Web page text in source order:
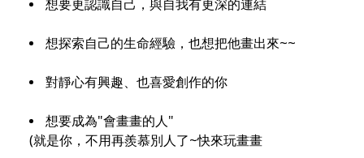
想要更認識自己，與自我有更深的連結
想探索自己的生命經驗，也想把他畫出來~~
對靜心有興趣、也喜愛創作的你
想要成為"會畫畫的人"
(就是你，不用再羨慕別人了~快來玩畫畫